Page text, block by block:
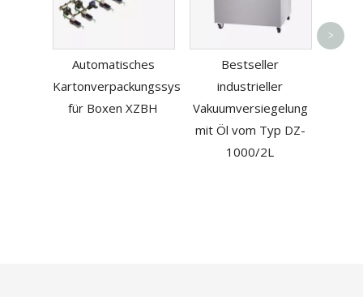
Automatisches
Kartonverpackungssystem
für Boxen XZBH
Bestseller
industrieller
Vakuumversiegelung
mit Öl vom Typ DZ-
1000/2L
>